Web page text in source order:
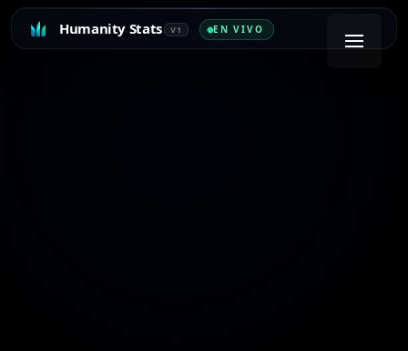
Humanity Stats V1 EN VIVO